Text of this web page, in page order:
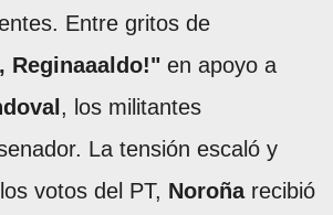
Entre gritos de
Reginaaaldo!" en apoyo a
, los militantes
La tensión escaló y
votos del PT, Noroñarecibió